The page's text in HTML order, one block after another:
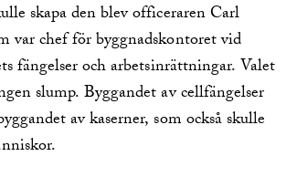
skapa den blev officeraren Carl
var chef för byggnadskontoret vid
fängelser och arbetsinrättningar. Valet
slump. Byggandet av cellfängelser
av kaserner, som också skulle